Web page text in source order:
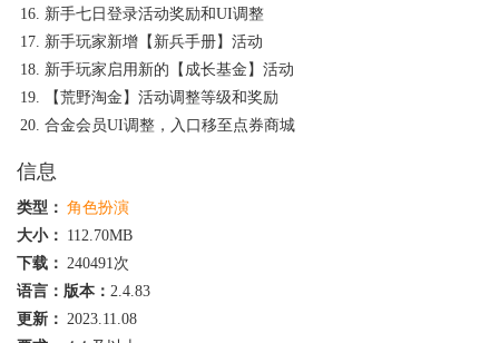
新手七日登录活动奖励和UI调整
新手玩家新增【新兵手册】活动
新手玩家启用新的【成长基金】活动
【荒野淘金】活动调整等级和奖励
合金会员UI调整，入口移至点券商城
信息
类型： 角色扮演
大小： 112.70MB
下载： 240491次
语言： 版本： 2.4.83
更新： 2023.11.08